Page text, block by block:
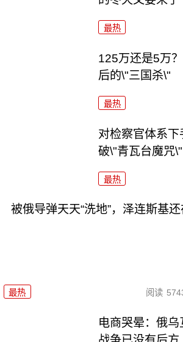
最热
125万还是5万
后的\"三国杀\"
最热
对检察官体系
破\"青瓦台魔咒\"
最热
被俄导弹天天“洗地”，泽连斯基还
最热 阅读
电商哭晕：俄乌